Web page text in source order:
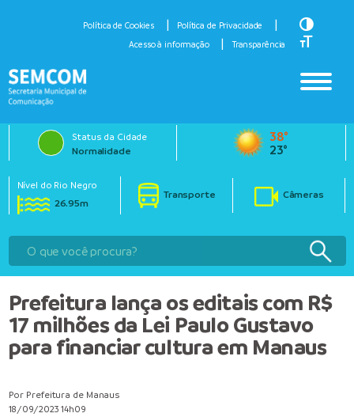
Política de Cookies
Política de Privacidade
Acesso à informação
Transparência
Toggle
Toggle
Status da Cidade
Normalidade
38°
23°
Nível do Rio Negro
26.95m
Transporte Câmeras
Prefeitura lança os editais com R$
17 milhões da Lei Paulo Gustavo
para financiar cultura em Manaus
Por Prefeitura de Manaus
18/09/2023 14h09